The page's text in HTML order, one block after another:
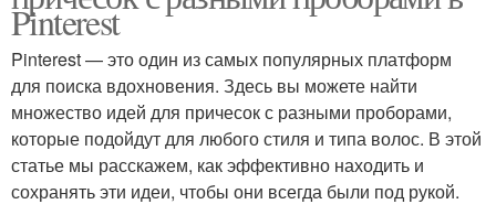
Pinterest
Pinterest — это один из самых популярных платформ
для поиска вдохновения. Здесь вы можете найти
множество идей для причесок с разными проборами,
которые подойдут для любого стиля и типа волос. В этой
статье мы расскажем, как эффективно находить и
сохранять эти идеи, чтобы они всегда были под рукой.